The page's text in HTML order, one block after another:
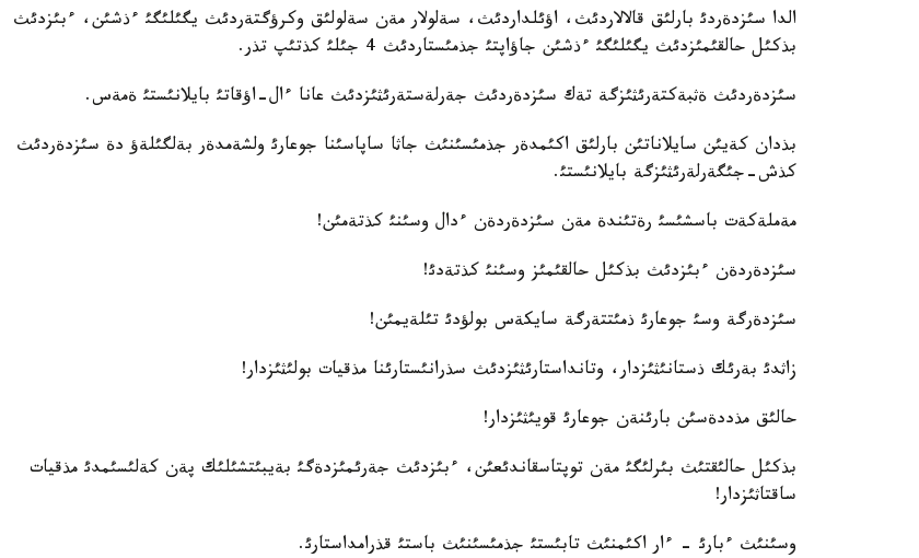
الدا سئزدةردئ بارلئق قالالاردئث، اؤئلداردئث، سةلولار مةن سةلولئق وكرؤگتةردئث يگئلئگئ ءذشئن، ءبئزدئث
بذكئل حالقئمئزدئث يگئلئگئ ءذشئن جاؤاپتئ جذمئستاردئث 4 جئلئ كذتئپ تذر.
سئزدةردئث ةثبةكتةرئثئزگة تةك سئزدةردئث جةرلةستةرئثئزدئث عانا ءال-اؤقاتئ بايلانئستئ ةمةس.
بذدان كةيئن سايلاناتئن بارلئق اكئمدةر جذمئسئنئث جاثا ساپاسئنا جوعارئ ولشةمدةر بةلگئلةؤ دة سئزدةردئث
كذش-جئگةرلةرئثئزگة بايلانئستئ.
مةملةكةت باسشئسئ رةتئندة مةن سئزدةردةن ءدال وسئنئ كذتةمئن!
سئزدةردةن ءبئزدئث بذكئل حالقئمئز وسئنئ كذتةدئ!
سئزدةرگة وسئ جوعارئ ذمئتتةرگة سايكةس بولؤدئ تئلةيمئن!
زاثدئ بةرئك ذستانئثئزدار، وتانداستارئثئزدئث سذرانئستارئنا مذقيات بولئثئزدار!
حالئق مذددةسئن بارئنةن جوعارئ قويئثئزدار!
بذكئل حالئقتئث بئرلئگئ مةن توپتاسقاندئعئن، ءبئزدئث جةرئمئزدةگئ بةيبئتشئلئك پةن كةلئسئمدئ مذقيات
ساقتاثئزدار!
وسئنئث ءبارئ - ءار اكئمنئث تابئستئ جذمئسئنئث باستئ قذرامداستارئ.